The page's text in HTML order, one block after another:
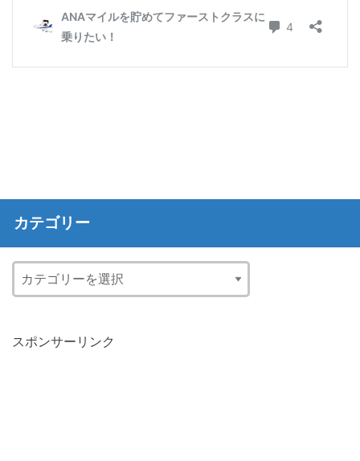
カテゴリー
スポンサーリンク